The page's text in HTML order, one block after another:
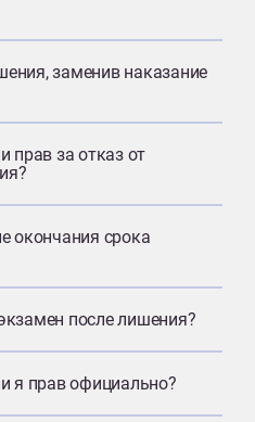
заменив наказание
прав за отказ от
окончания срока
после лишения?
я прав официально?